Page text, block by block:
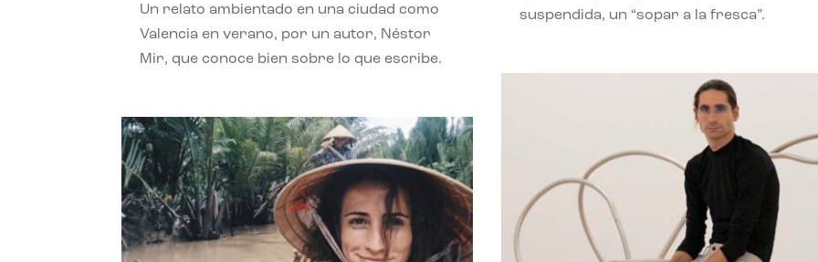
Un relato ambientado en una ciudad como
Valencia en verano, por un autor, Néstor
Mir, que conoce bien sobre lo que escribe.
suspendida, un “sopar a la fresca”.